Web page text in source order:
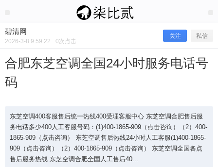
碧清网
2026-3-8 9:59:22 0次点击
关注 私信
合肥东芝空调全国24小时服务电话号
码
东芝空调400客服售后统一热线400受理客服中心 东芝空调合肥售后服
务电话多少400人工客服号码：(1)400-1865-909（点击咨询）（2）400-
1865-909（点击咨询） 东芝空调售后热线24小时人工客服(1)400-1865-
909（点击咨询）（2）400-1865-909（点击咨询） 东芝空调全国各点
售后服务热线 东芝空调合肥全国人工售后40...
合肥东芝空调全国24小时服务电话号